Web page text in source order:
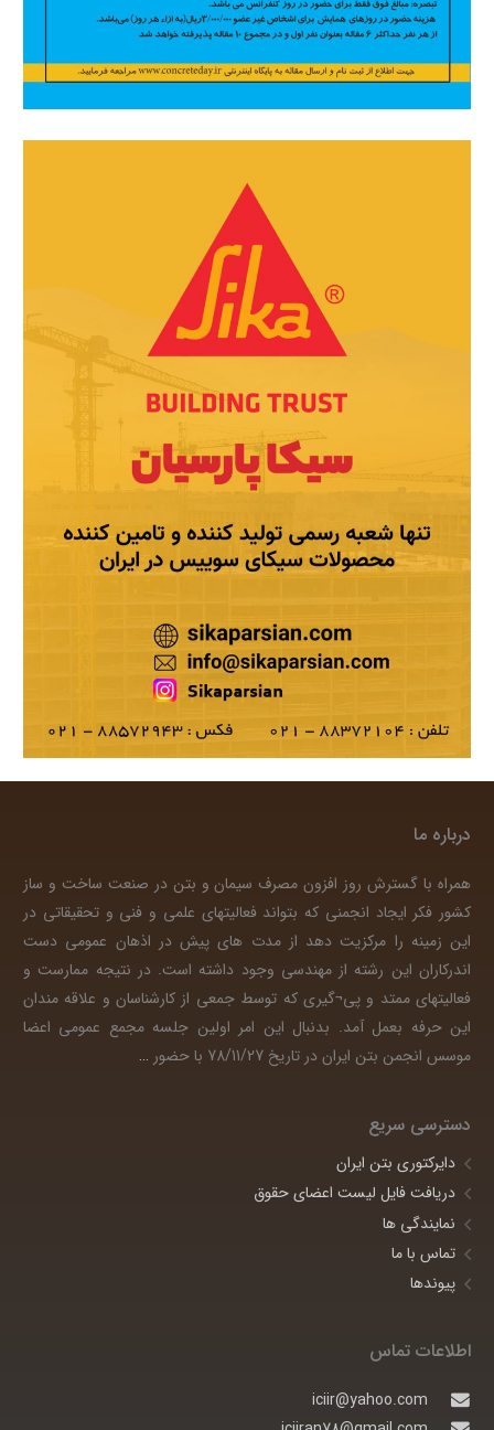
درباره ما
همراه با گسترش روز افزون مصرف سیمان و بتن در صنعت ساخت و ساز
کشور فکر ایجاد انجمنی که بتواند فعالیتهای علمی و فنی و تحقیقاتی در
این زمینه را مرکزیت دهد از مدت های پیش در اذهان عمومی دست
اندرکاران این رشته از مهندسی وجود داشته است. در نتیجه ممارست و
فعالیتهای ممتد و پی¬گیری که توسط جمعی از کارشناسان و علاقه مندان
این حرفه بعمل آمد. بدنبال این امر اولین جلسه مجمع عمومی اعضا
موسس انجمن بتن ایران در تاریخ 78/11/27 با حضور
…
دسترسی سریع
دایرکتوری بتن ایران
دریافت فایل لیست اعضای حقوق
نمایندگی ها
تماس با ما
پیوندها
اطلاعات تماس
iciir@yahoo.com